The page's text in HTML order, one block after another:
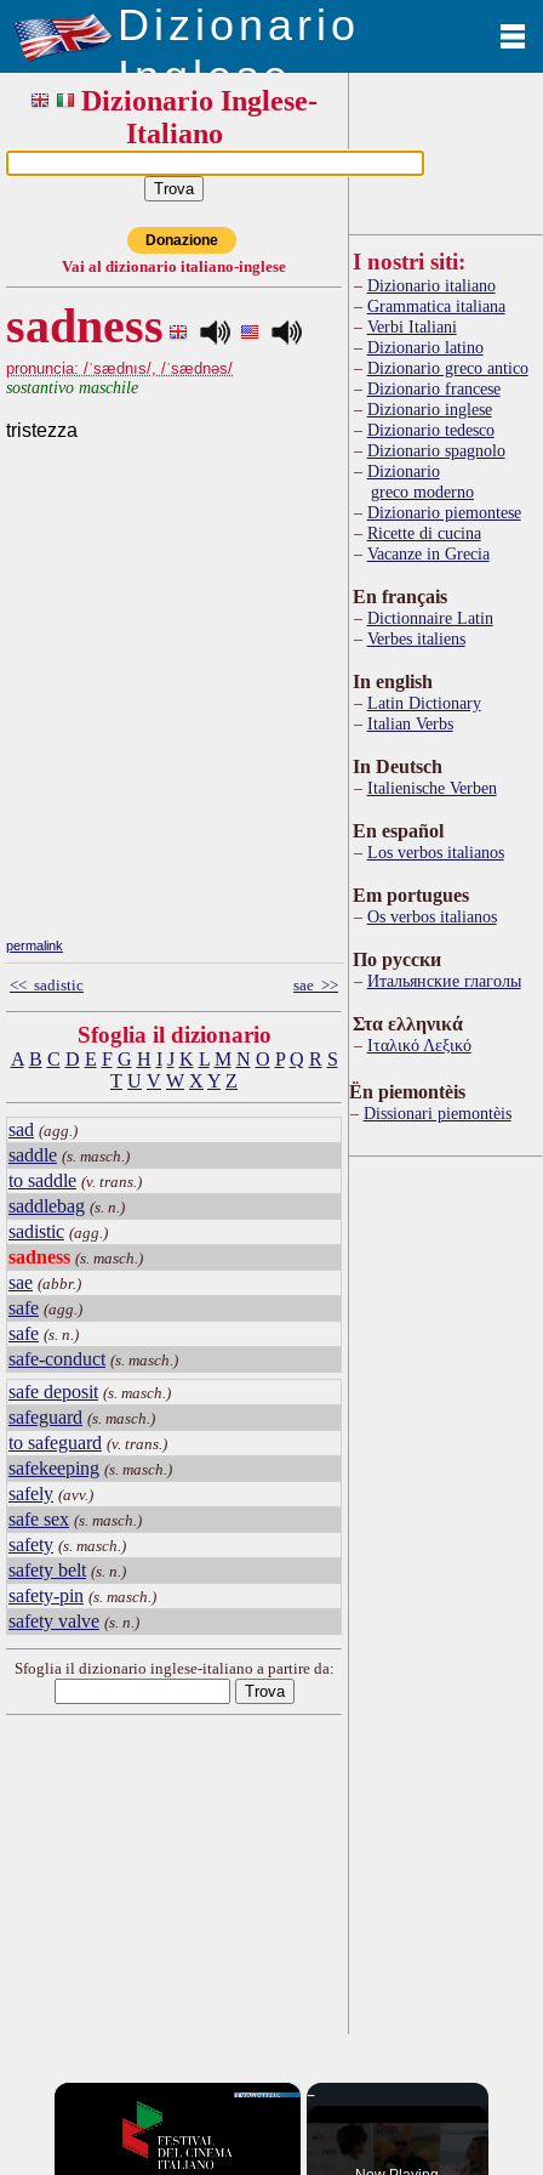
Dizionario
Inglese
Dizionario Inglese-
Italiano
Donazione
Vai al dizionario italiano-inglese
sadness
pronuncia: /ˈsædnıs/, /ˈsædnəs/
sostantivo maschile
tristezza
permalink
<< sadistic sae >>
Sfoglia il dizionario
A B C D E F G H I J K L M N O P Q R S
T U V W X Y Z
sad (agg.)
saddle (s. masch.)
to saddle (v. trans.)
saddlebag (s. n.)
sadistic (agg.)
sadness (s. masch.)
sae (abbr.)
safe (agg.)
safe (s. n.)
safe-conduct (s. masch.)
safe deposit (s. masch.)
safeguard (s. masch.)
to safeguard (v. trans.)
safekeeping (s. masch.)
safely (avv.)
safe sex (s. masch.)
safety (s. masch.)
safety belt (s. n.)
safety-pin (s. masch.)
safety valve (s. n.)
Sfoglia il dizionario inglese-italiano a partire da:
I nostri siti:
Dizionario italiano
Grammatica italiana
Verbi Italiani
Dizionario latino
Dizionario greco antico
Dizionario francese
Dizionario inglese
Dizionario tedesco
Dizionario spagnolo
Dizionario
greco moderno
Dizionario piemontese
Ricette di cucina
Vacanze in Grecia
En français
Dictionnaire Latin
Verbes italiens
In english
Latin Dictionary
Italian Verbs
In Deutsch
Italienische Verben
En español
Los verbos italianos
Em portugues
Os verbos italianos
По русски
Итальянские глаголы
Στα ελληνικά
Ιταλικό Λεξικό
Ën piemontèis
Dissionari piemontèis
×